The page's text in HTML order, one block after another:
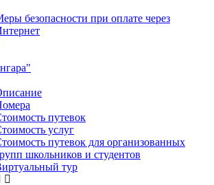
безопасности при оплате через
путевок
услуг
путевок для организованных
школьников и студентов
тур